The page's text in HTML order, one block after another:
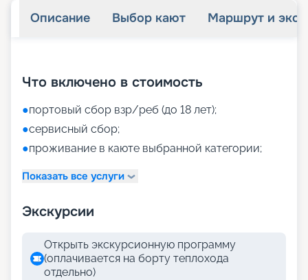
Описание Выбор кают Маршрут и
Что включено в стоимость
●портовый сбор взр/реб (до 18 лет);
●сервисный сбор;
●проживание в каюте выбранной категории;
Показать все услуги
Экскурсии
Открыть экскурсионную программу
(оплачивается на борту теплохода
отдельно)